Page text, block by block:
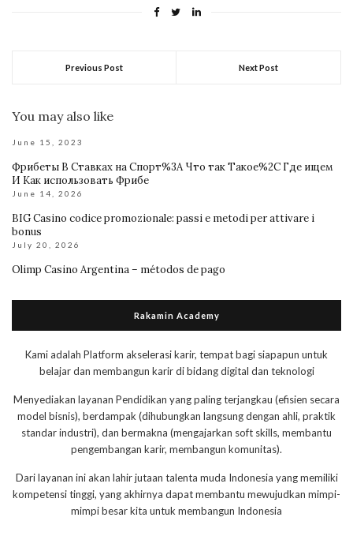
Previous Post Next Post
You may also like
June 15, 2023
Фрибеты В Ставках на Спорт%3A Что так Такое%2C Где ищем
И Как использовать Фрибе
June 14, 2026
BIG Casino codice promozionale: passi e metodi per attivare i
bonus
July 20, 2026
Olimp Casino Argentina – métodos de pago
Rakamin Academy
Kami adalah Platform akselerasi karir, tempat bagi siapapun untuk
belajar dan membangun karir di bidang digital dan teknologi
Menyediakan layanan Pendidikan yang paling terjangkau (efisien secara
model bisnis), berdampak (dihubungkan langsung dengan ahli, praktik
standar industri), dan bermakna (mengajarkan soft skills, membantu
pengembangan karir, membangun komunitas).
Dari layanan ini akan lahir jutaan talenta muda Indonesia yang memiliki
kompetensi tinggi, yang akhirnya dapat membantu mewujudkan mimpi-
mimpi besar kita untuk membangun Indonesia